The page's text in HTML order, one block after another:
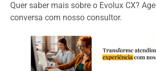
Quer saber mais sobre o Evolux CX?
conversa com nosso consultor.